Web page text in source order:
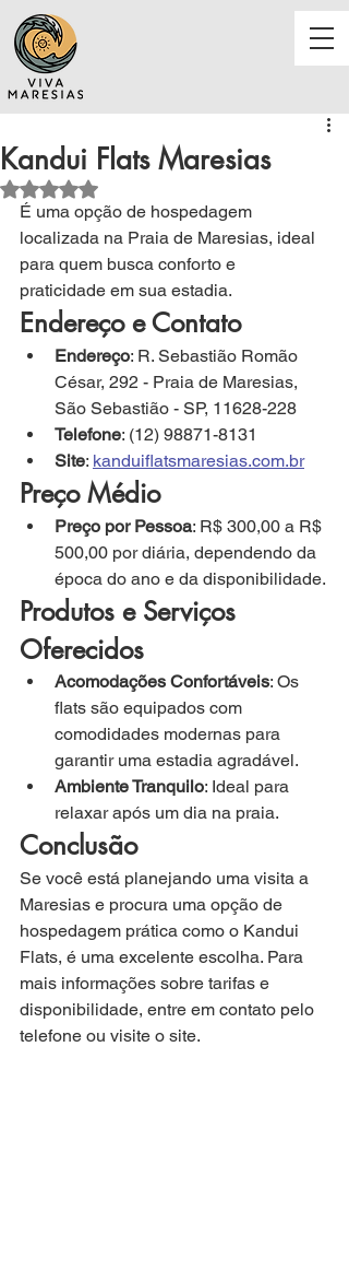
Kandui Flats Maresias
Avaliado com NaN de 5 estrelas.
É uma opção de hospedagem
localizada na Praia de Maresias, ideal
para quem busca conforto e
praticidade em sua estadia.
Endereço e Contato
Endereço: R. Sebastião Romão
César, 292 - Praia de Maresias,
São Sebastião - SP, 11628-228
Telefone: (12) 98871-8131
Site: kanduiflatsmaresias.com.br
Preço Médio
Preço por Pessoa: R$ 300,00 a R$
500,00 por diária, dependendo da
época do ano e da disponibilidade.
Produtos e Serviços
Oferecidos
Acomodações Confortáveis: Os
flats são equipados com
comodidades modernas para
garantir uma estadia agradável.
Ambiente Tranquilo: Ideal para
relaxar após um dia na praia.
Conclusão
Se você está planejando uma visita a
Maresias e procura uma opção de
hospedagem prática como o Kandui
Flats, é uma excelente escolha. Para
mais informações sobre tarifas e
disponibilidade, entre em contato pelo
telefone ou visite o site.